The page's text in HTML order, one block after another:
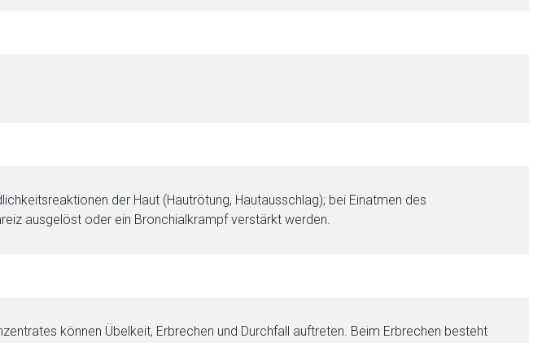
der Haut (Hautrötung, Hautausschlag); bei Einatmen des
ausgelöst oder ein Bronchialkrampf verstärkt werden.
können Übelkeit, Erbrechen und Durchfall auftreten. Beim Erbrechen besteht